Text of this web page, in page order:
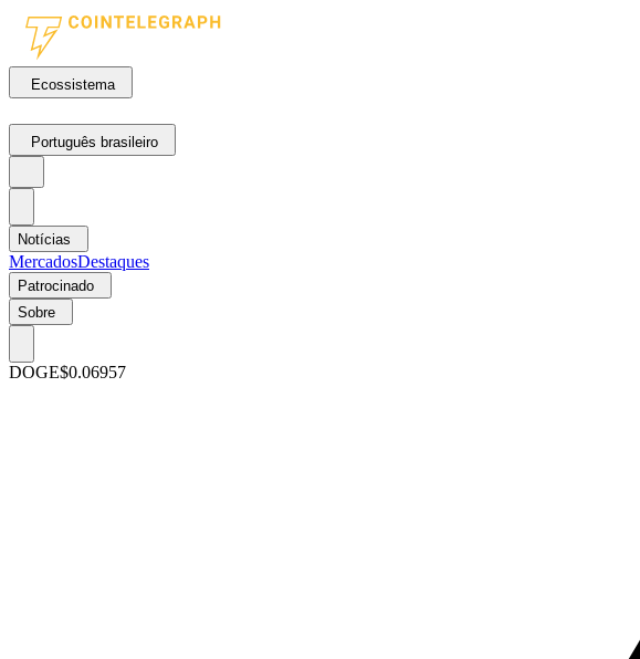
Ecossistema
Português brasileiro
Notícias
MercadosDestaques
Patrocinado
Sobre
DOGE$0.06957